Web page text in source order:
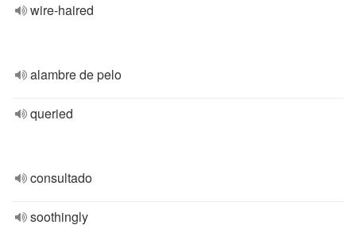
wire-haired
alambre de pelo
queried
consultado
soothingly